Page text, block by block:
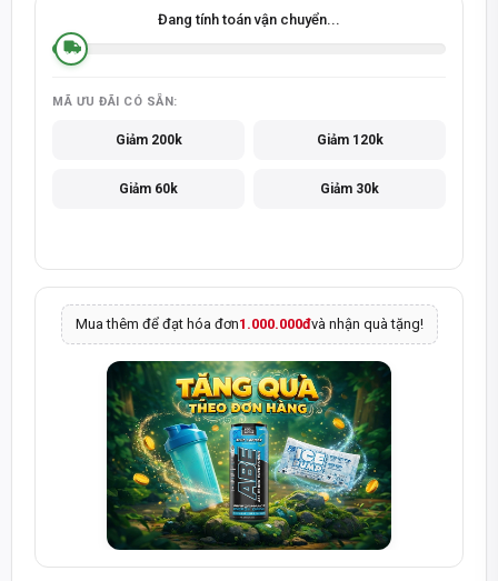
Đang tính toán vận chuyển...
MÃ ƯU ĐÃI CÓ SẴN:
Giảm 200k Giảm 120k
Giảm 60k Giảm 30k
Mua thêm để đạt hóa đơn1.000.000đvà nhận quà tặng!